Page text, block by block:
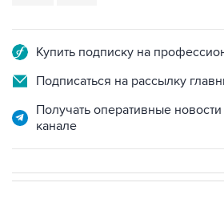
Купить подписку на
Подписаться на рассылку
Получать оперативные
канале